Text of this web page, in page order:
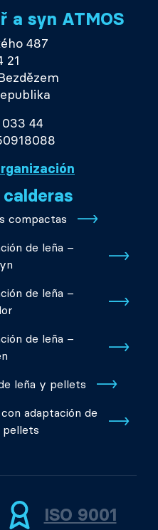
a syn ATMOS
487
21
033 44
compactas
de leña –
de leña –
de leña –
leña y pellets
adaptación de
pellets
ISO 9001